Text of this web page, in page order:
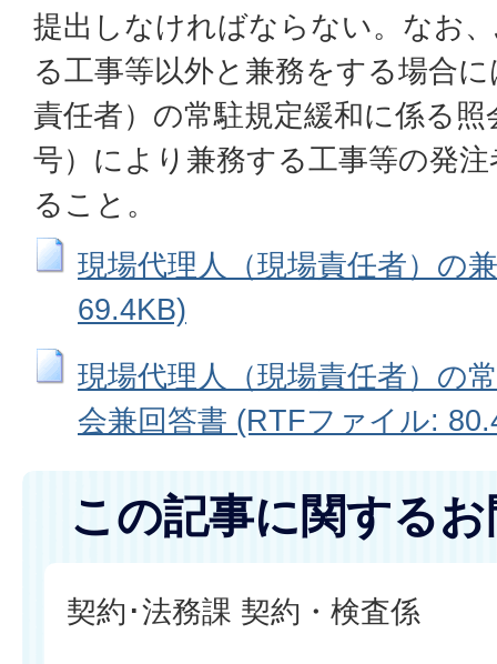
提出しなければならない。なお
る工事等以外と兼務をする場合
責任者）の常駐規定緩和に係る
号）により兼務する工事等の発
ること。
現場代理人（現場責任者）の
69.4KB)
現場代理人（現場責任者）の
会兼回答書 (RTFファイル:
この記事に関する
契約･法務課 契約・検査係